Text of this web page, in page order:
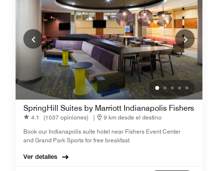
SpringHill Suites by Marriott Indianapolis Fishers
4.1 (1037 opiniones) |
9 km desde el destino
Book our Indianapolis suite hotel near Fishers Event Center
and Grand Park Sports for free breakfast
Ver detalles